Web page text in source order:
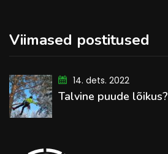
Viimased postitused
14. dets. 2022
Talvine puude lõikus?